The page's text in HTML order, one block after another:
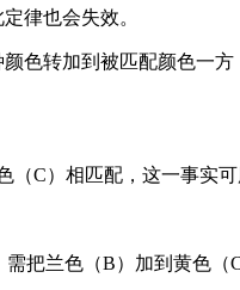
律也会失效。
色转加到被匹配颜色一
（C）相匹配，这一事实
把兰色（B）加到黄色